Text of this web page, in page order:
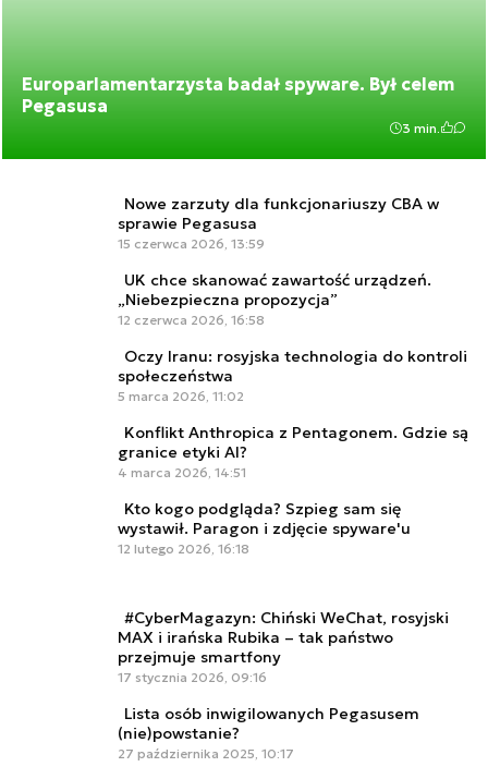
Europarlamentarzysta badał spyware. Był celem
Pegasusa
3 min.
Nowe zarzuty dla funkcjonariuszy CBA w
sprawie Pegasusa
15 czerwca 2026, 13:59
UK chce skanować zawartość urządzeń.
„Niebezpieczna propozycja”
12 czerwca 2026, 16:58
Oczy Iranu: rosyjska technologia do kontroli
społeczeństwa
5 marca 2026, 11:02
Konflikt Anthropica z Pentagonem. Gdzie są
granice etyki AI?
4 marca 2026, 14:51
Kto kogo podgląda? Szpieg sam się
wystawił. Paragon i zdjęcie spyware'u
12 lutego 2026, 16:18
#CyberMagazyn: Chiński WeChat, rosyjski
MAX i irańska Rubika – tak państwo
przejmuje smartfony
17 stycznia 2026, 09:16
Lista osób inwigilowanych Pegasusem
(nie)powstanie?
27 października 2025, 10:17